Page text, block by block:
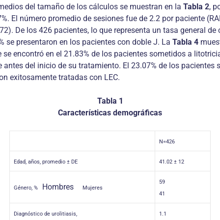
del tamaño de los cálculos se muestran en la Tabla 2,
El número promedio de sesiones fue de 2.2 por paciente
De los 426 pacientes, lo que representa un tasa general
se presentaron en los pacientes con doble J. La Tabla 4
encontró en el 21.83% de los pacientes sometidos a
del inicio de su tratamiento. El 23.07% de los
exitosamente tratadas con LEC.
Tabla 1
Características demográficas
N=426
Edad, años, promedio ± DE 41.02 ± 12
Género, % Hombres Mujeres
59
41
Diagnóstico de urolitiasis, 1.1